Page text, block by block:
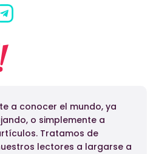
a conocer el mundo, ya
o simplemente a
Tratamos de
lectores a largarse a